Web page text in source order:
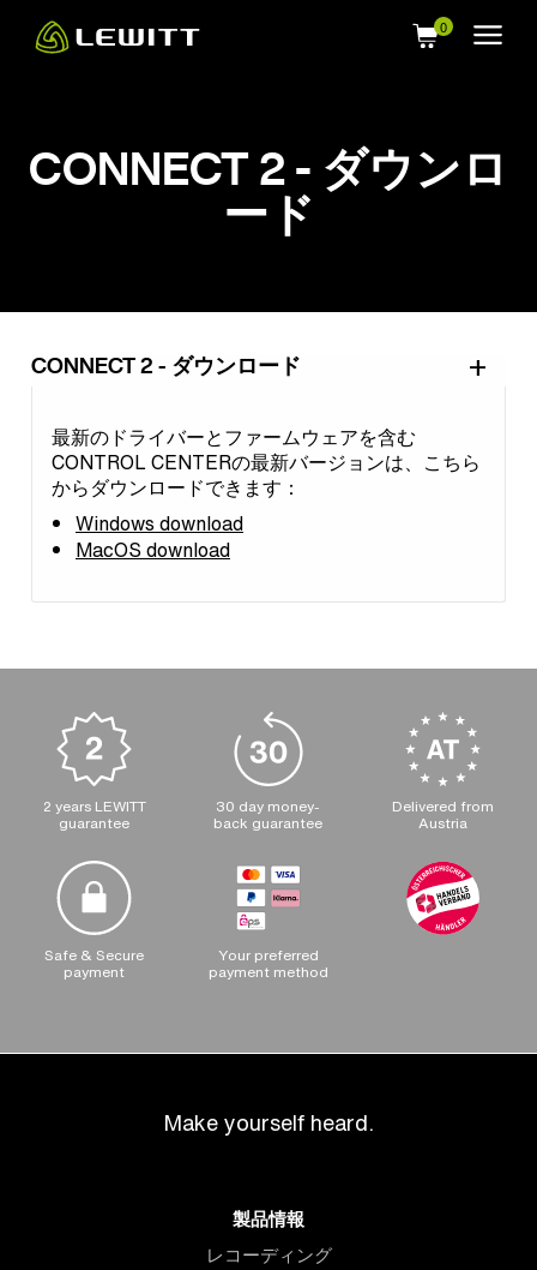
CONNECT 2 - ダウンロ
ード
CONNECT 2 - ダウンロード
最新のドライバーとファームウェアを含む
CONTROL CENTERの最新バージョンは、こちら
からダウンロードできます：
Windows download
MacOS download
2 years LEWITT
guarantee
30 day money-
back guarantee
Delivered from
Austria
Safe & Secure
payment
Your preferred
payment method
Make yourself heard.
製品情報
レコーディング